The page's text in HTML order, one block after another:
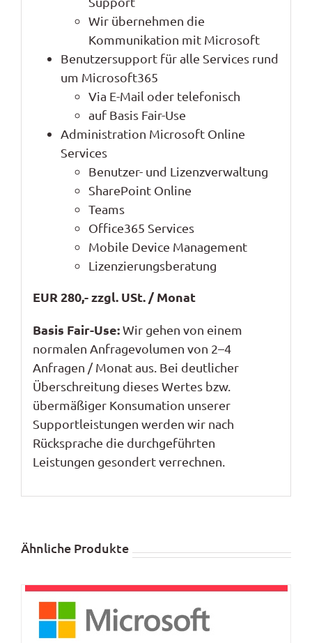
Wir übernehmen die
Kommunikation mit Microsoft
Benutzersupport füralle Services rund
um Microsoft365
Via E-Mail oder telefonisch
auf Basis Fair-Use
Administration MicrosoftOnline
Services
Benutzer- und Lizenzverwaltung
SharePoint Online
Teams
Office365 Services
Mobile Device Management
Lizenzierungsberatung
EUR 280,-zzgl. USt./ Monat
Basis Fair-Use:Wir gehen von einem
normalen Anfragevolumen von 2–4
Anfragen / Monat aus. Bei deutlicher
Überschreitung dieses Wertes bzw.
übermäßiger Konsumation unserer
Supportleistungen werden wir nach
Rücksprache die durchgeführten
Leistungen gesondert verrechnen.
Ähnliche Produkte